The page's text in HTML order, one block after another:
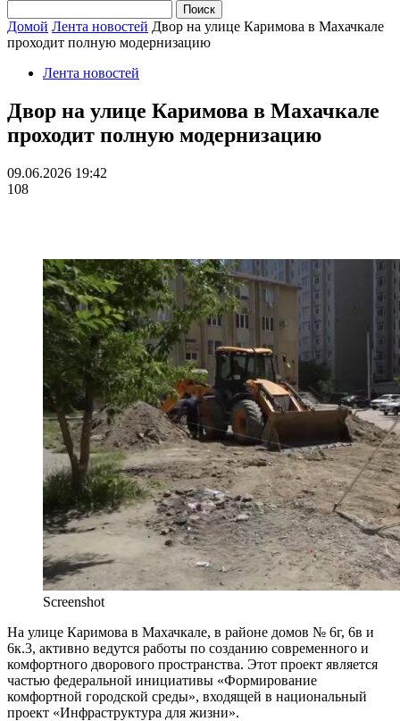
Домой Лента новостей Двор на улице Каримова в Махачкале
проходит полную модернизацию
Лента новостей
Двор на улице Каримова в Махачкале
проходит полную модернизацию
09.06.2026 19:42
108
Screenshot
На улице Каримова в Махачкале, в районе домов № 6г, 6в и
6к.3, активно ведутся работы по созданию современного и
комфортного дворового пространства. Этот проект является
частью федеральной инициативы «Формирование
комфортной городской среды», входящей в национальный
проект «Инфраструктура для жизни».